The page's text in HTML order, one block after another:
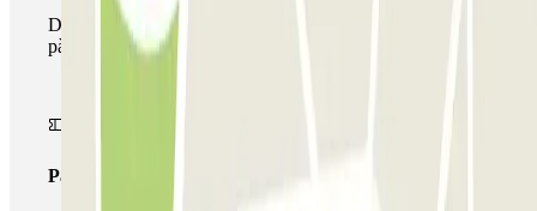
Durant la teva estada podràs fer ús de tota la xarxa de
pàrquings d'aquest operador disponibles a Parclick.
Passi il·limitat